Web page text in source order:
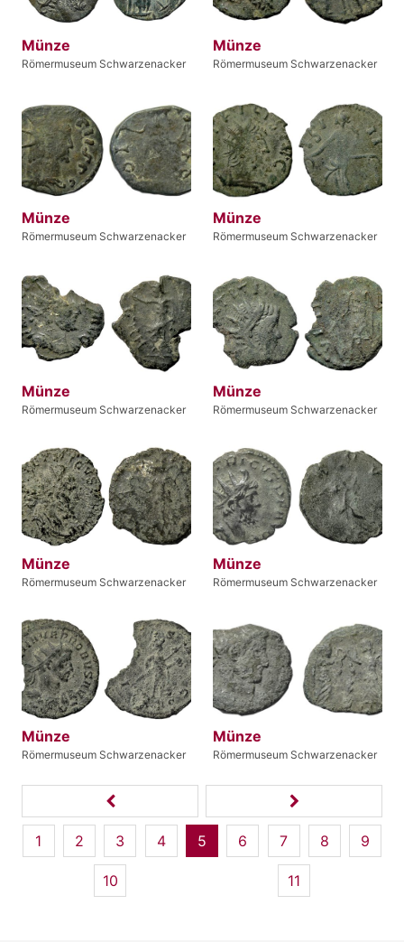
Münze
Römermuseum Schwarzenacker
Münze
Römermuseum Schwarzenacker
Münze
Römermuseum Schwarzenacker
Münze
Römermuseum Schwarzenacker
Münze
Römermuseum Schwarzenacker
Münze
Römermuseum Schwarzenacker
Münze
Römermuseum Schwarzenacker
Münze
Römermuseum Schwarzenacker
Münze
Römermuseum Schwarzenacker
Münze
Römermuseum Schwarzenacker
1 2 3 4 5 6 7 8 9
10 11